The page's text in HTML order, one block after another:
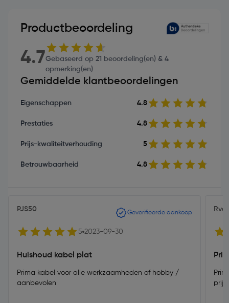
Productbeoordeling
4.7Gebaseerd op 21 beoordeling(en) & 4
opmerking(en)
Gemiddelde klantbeoordelingen
Eigenschappen 4.8
Prestaties 4.8
Prijs-kwaliteitverhouding 5
Betrouwbaarheid 4.8
PJS50 Geverifieerde aankoop
5 2023-09-30
Huishoud kabel plat
Prima kabel voor alle werkzaamheden of hobby /
aanbevolen